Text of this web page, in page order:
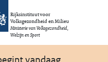
Rijksinstituut voor
Volksgezondheid en Milieu
Ministerie van Volksgezondheid,
Welzijn en Sport
vandaag